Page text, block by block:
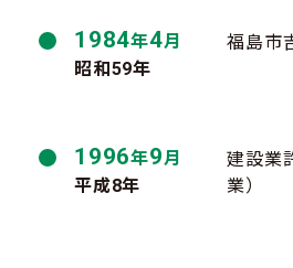
1984年4月
昭和59年
福島市
1996年9月
平成8年
建設業
業）